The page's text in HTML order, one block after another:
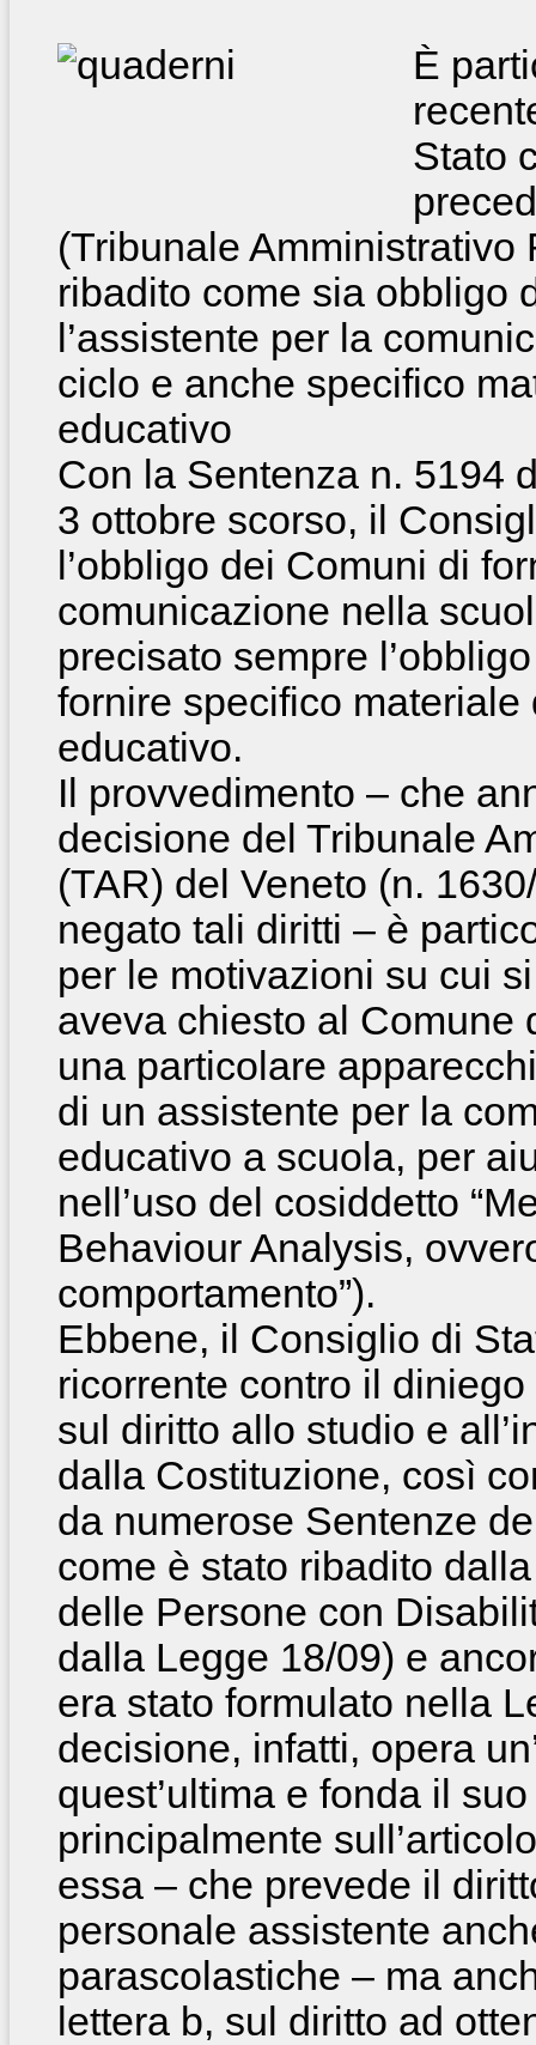
È
Stato
(Tribunale
ribadito come sia obbligo
l’assistente per la
ciclo e anche specifico
educativo
Con la Sentenza n. 5194
3 ottobre scorso, il
l’obbligo dei Comuni di
comunicazione nella
precisato sempre
fornire specifico
educativo.
Il provvedimento – che
decisione del Tribunale
(TAR) del Veneto (n.
negato tali diritti – è
per le motivazioni su cui
aveva chiesto al Comune
una particolare
di un assistente per la
educativo a scuola, per
nell’uso del cosiddetto
Behaviour Analysis,
comportamento”).
Ebbene, il Consiglio di
ricorrente contro il
sul diritto allo studio e
dalla Costituzione, così
da numerose Sentenze
come è stato ribadito
delle Persone con
dalla Legge 18/09) e
era stato formulato nella
decisione, infatti, opera
quest’ultima e fonda il
principalmente
essa – che prevede il
personale assistente
parascolastiche – ma
lettera b, sul diritto ad